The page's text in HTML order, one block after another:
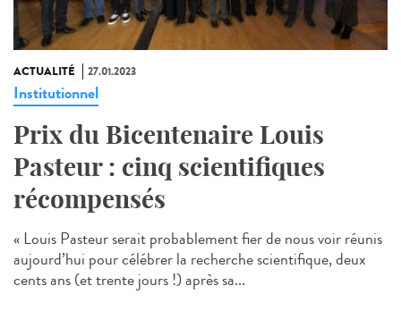
ACTUALITÉ 27.01.2023
Institutionnel
Prix du Bicentenaire Louis
Pasteur : cinq scientifiques
récompensés
« Louis Pasteur serait probablement fier de nous voir réunis
aujourd’hui pour célébrer la recherche scientifique, deux
cents ans (et trente jours !) après sa...